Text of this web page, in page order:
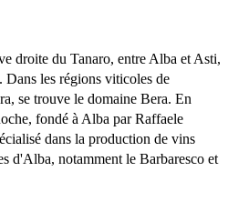
droite du Tanaro, entre Alba et Asti,
les régions viticoles de
se trouve le domaine Bera. En
fondé à Alba par Raffaele
dans la production de vins
d'Alba, notamment le Barbaresco et